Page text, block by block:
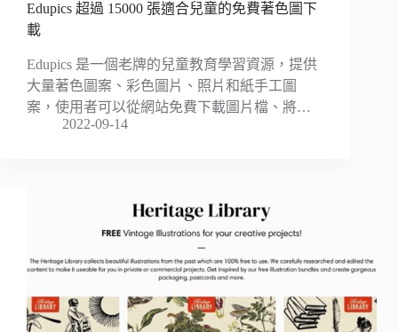
Edupics 超過 15000 張適合兒童的免費著色圖下
載
Edupics 是一個老牌的兒童教育學習資源，提供
大量著色圖案、彩色圖片、照片和紙手工圖
案，使用者可以從網站免費下載圖片檔、將…
2022-09-14